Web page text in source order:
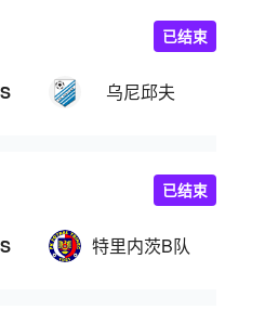
乌尼邱夫
已结束
特里内茨B队
已结束